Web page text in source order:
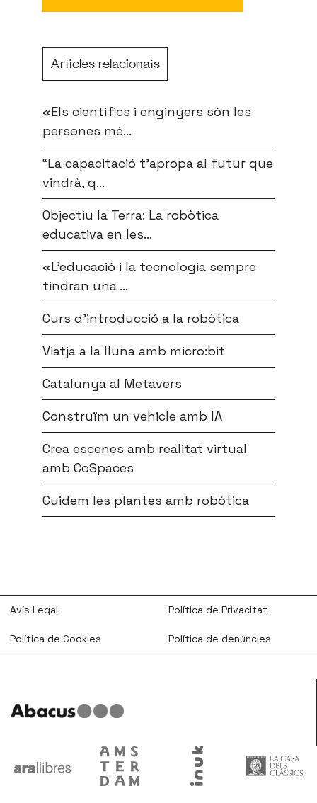
Articles relacionats
«Els científics i enginyers són les
persones mé...
“La capacitació t’apropa al futur que
vindrà, q...
Objectiu la Terra: La robòtica
educativa en les...
«L’educació i la tecnologia sempre
tindran una ...
Curs d’introducció a la robòtica
Viatja a la lluna amb micro:bit
Catalunya al Metavers
Construïm un vehicle amb IA
Crea escenes amb realitat virtual
amb CoSpaces
Cuidem les plantes amb robòtica
Avís Legal Política de Privacitat
Política de Cookies Política de denúncies